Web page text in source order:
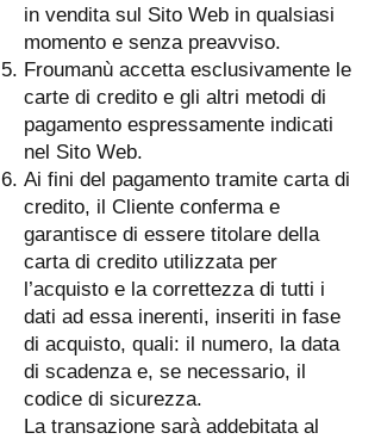
in vendita sul Sito Web in qualsiasi
momento e senza preavviso.
Froumanù accetta esclusivamente le
carte di credito e gli altri metodi di
pagamento espressamente indicati
nel Sito Web.
Ai fini del pagamento tramite carta di
credito, il Cliente conferma e
garantisce di essere titolare della
carta di credito utilizzata per
l’acquisto e la correttezza di tutti i
dati ad essa inerenti, inseriti in fase
di acquisto, quali: il numero, la data
di scadenza e, se necessario, il
codice di sicurezza.
La transazione sarà addebitata al